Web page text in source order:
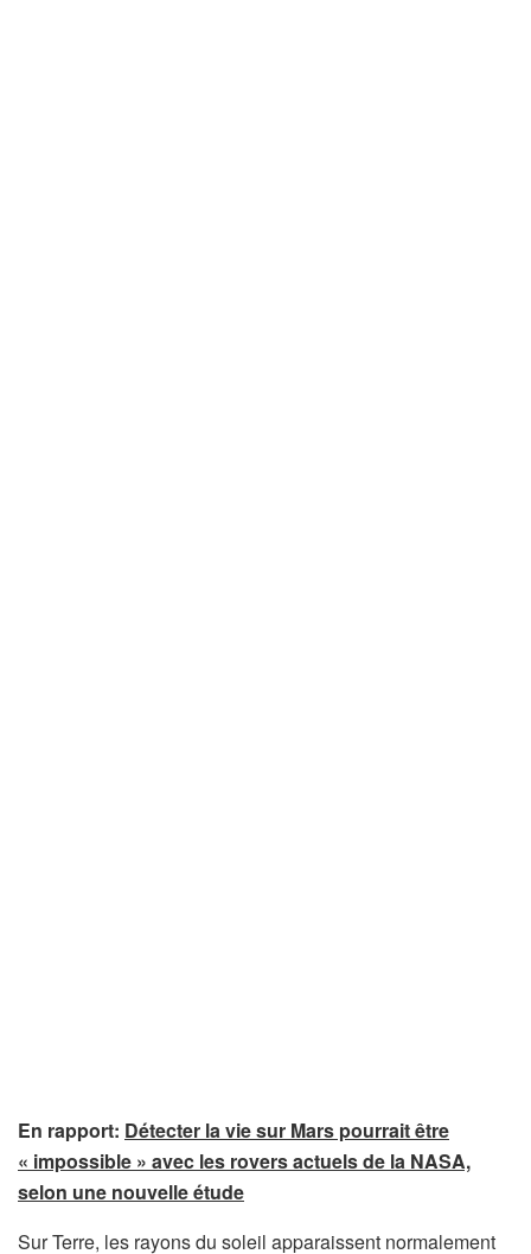
En rapport: Détecter la vie sur Mars pourrait être
« impossible » avec les rovers actuels de la NASA,
selon une nouvelle étude
Sur Terre, les rayons du soleil apparaissent normalement